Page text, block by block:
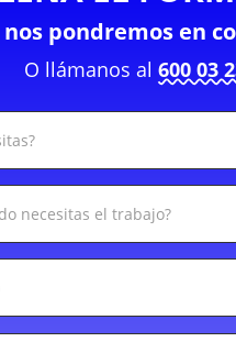
nos pondremos en
O llámanos al600 03